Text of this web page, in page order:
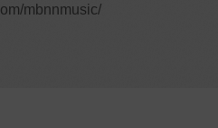
mbnnmusic/